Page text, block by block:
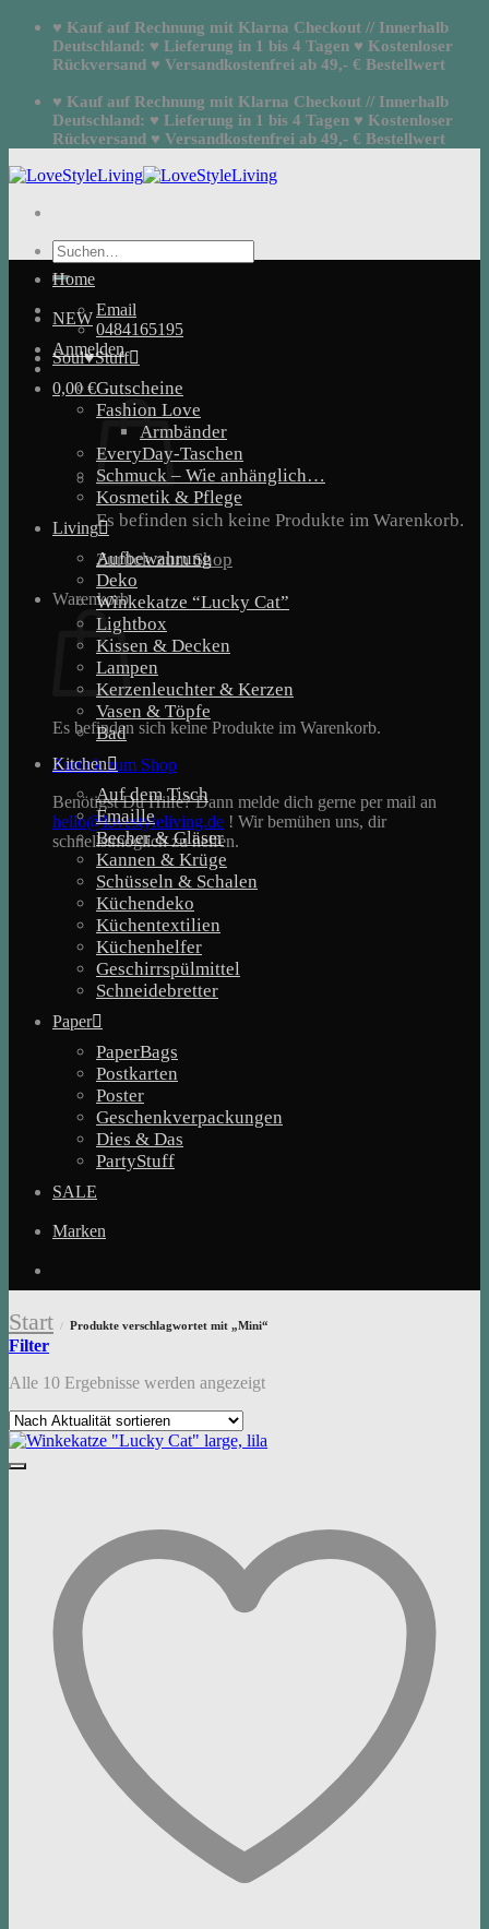
Zum
springen
♥ Kauf auf Rechnung mit Klarna Checkout // Innerhalb
Deutschland: ♥ Lieferung in 1 bis 4 Tagen ♥ Kostenloser
Rückversand ♥ Versandkostenfrei ab 49,- € Bestellwert
♥ Kauf auf Rechnung mit Klarna Checkout // Innerhalb
Deutschland: ♥ Lieferung in 1 bis 4 Tagen ♥ Kostenloser
Rückversand ♥ Versandkostenfrei ab 49,- € Bestellwert
Suchen
nach:
Email
0484165195
Anmelden
0,00€
Es befinden sich keine Produkte im Warenkorb.
Zurück zum Shop
Warenkorb
Es befinden sich keine Produkte im Warenkorb.
Zurück zum Shop
Benötigst Du Hilfe? Dann melde dich gerne per mail an
hello@lovestyleliving.de ! Wir bemühen uns, dir
schnellstmöglich zu helfen.
Home
NEW
Soul♥Stuff
Gutscheine
Fashion Love
Armbänder
EveryDay-Taschen
Schmuck – Wie anhänglich…
Kosmetik & Pflege
Living
Aufbewahrung
Deko
Winkekatze “Lucky Cat”
Lightbox
Kissen & Decken
Lampen
Kerzenleuchter & Kerzen
Vasen & Töpfe
Bad
Kitchen
Auf dem Tisch
Emaille
Becher & Gläser
Kannen & Krüge
Schüsseln & Schalen
Küchendeko
Küchentextilien
Küchenhelfer
Geschirrspülmittel
Schneidebretter
Paper
PaperBags
Postkarten
Poster
Geschenkverpackungen
Dies & Das
PartyStuff
SALE
Marken
Start / Produkte verschlagwortet mit „Mini“
Filter
Alle 10 Ergebnisse werden angezeigtNach